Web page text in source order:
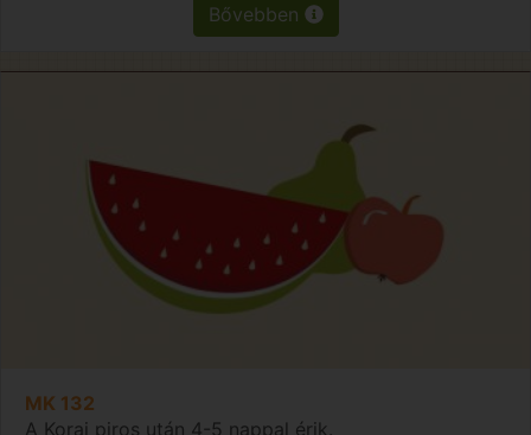
Bővebben
MK 132
A Korai piros után 4-5 nappal érik.